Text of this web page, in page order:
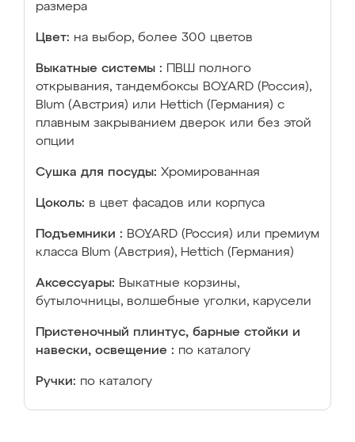
размера
Цвет: на выбор, более 300 цветов
Выкатные системы :
ПВШ полного
открывания, тандембоксы BOYARD (Россия),
Blum (Австрия) или Hettich (Германия) с
плавным закрыванием дверок или без этой
опции
Сушка для посуды: Хромированная
Цоколь: в цвет фасадов или корпуса
Подъемники : BOYARD (Россия) или премиум
класса Blum (Австрия), Hettich (Германия)
Аксессуары: Выкатные корзины,
бутылочницы, волшебные уголки, карусели
Пристеночный плинтус, барные стойки и
навески, освещение : по каталогу
Ручки: по каталогу